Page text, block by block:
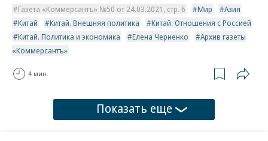
Газета «Коммерсантъ» №50 от 24.03.2021, стр. 6 Мир
Азия
Китай
Китай. Внешняя политика
Китай. Отношения с Россией
Китай. Политика и экономика
Елена Черненко
Архив газеты
«Коммерсантъ»
4 мин.
Показать еще